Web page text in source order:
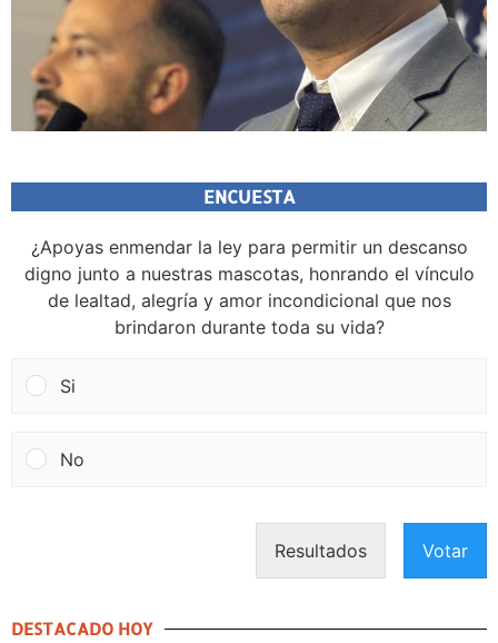
ENCUESTA
¿Apoyas enmendar la ley para permitir un descanso
digno junto a nuestras mascotas, honrando el vínculo
de lealtad, alegría y amor incondicional que nos
brindaron durante toda su vida?
Si
No
Resultados Votar
DESTACADO HOY